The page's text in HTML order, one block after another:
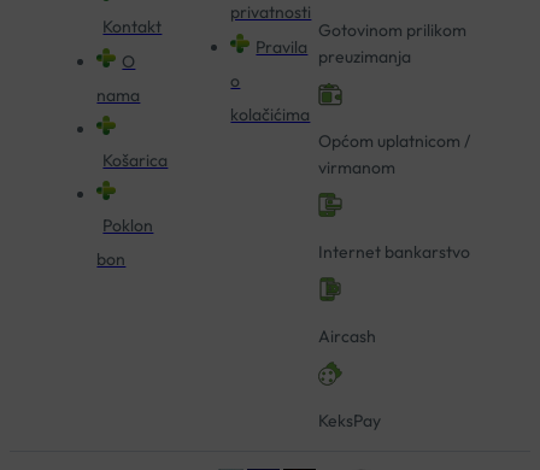
Kontakt
O
nama
Košarica
Poklon
bon
privatnosti
Pravila
o
kolačićima
Gotovinom prilikom
preuzimanja
Općom uplatnicom /
virmanom
Internet bankarstvo
Aircash
KeksPay